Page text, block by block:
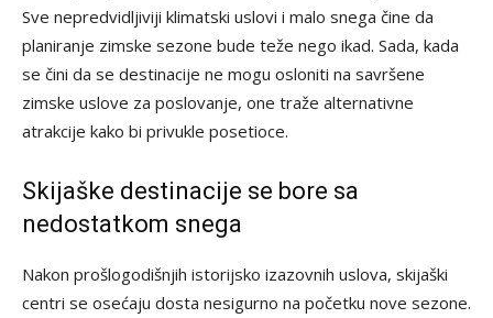
Sve nepredvidljiviji klimatski uslovi i malo snega čine da
planiranje zimske sezone bude teže nego ikad. Sada, kada
se čini da se destinacije ne mogu osloniti na savršene
zimske uslove za poslovanje, one traže alternativne
atrakcije kako bi privukle posetioce.
Skijaške destinacije se bore sa
nedostatkom snega
Nakon prošlogodišnjih istorijsko izazovnih uslova, skijaški
centri se osećaju dosta nesigurno na početku nove sezone.